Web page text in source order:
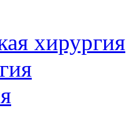
хирургия